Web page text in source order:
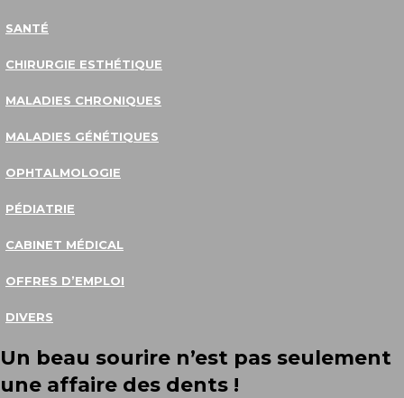
SANTÉ
CHIRURGIE ESTHÉTIQUE
MALADIES CHRONIQUES
MALADIES GÉNÉTIQUES
OPHTALMOLOGIE
PÉDIATRIE
CABINET MÉDICAL
OFFRES D’EMPLOI
DIVERS
Un beau sourire n’est pas seulement
une affaire des dents !